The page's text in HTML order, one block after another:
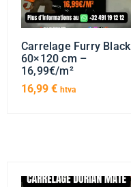
Carrelage Furry Black
60×120 cm –
16,99€/m²
16,99 € htva